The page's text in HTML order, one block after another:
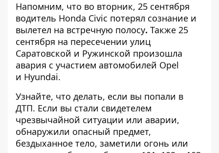
Напомним, что во вторник, 25 сентября
водитель Honda Civic потерял сознание и
вылетел на встречную полосу. Также 25
сентября на пересечении улиц
Саратовской и Ружинской произошла
авария с участием автомобилей Opel
и Hyundai.
Узнайте, что делать, если вы попали в
ДТП. Если вы стали свидетелем
чрезвычайной ситуации или аварии,
обнаружили опасный предмет,
бездыханное тело, заметили огонь или